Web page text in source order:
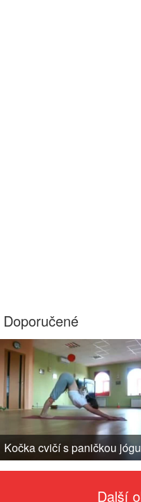
Doporučené
Kočka cvičí s paničkou jógu
Další